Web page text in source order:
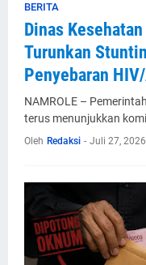
BERITA
Dinas
Turunkan
Penyebaran
NAMROLE –
terus menunjukkan
Oleh Redaksi - Juli 27, 2026